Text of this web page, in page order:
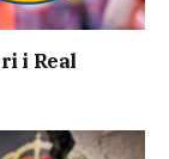
i Real